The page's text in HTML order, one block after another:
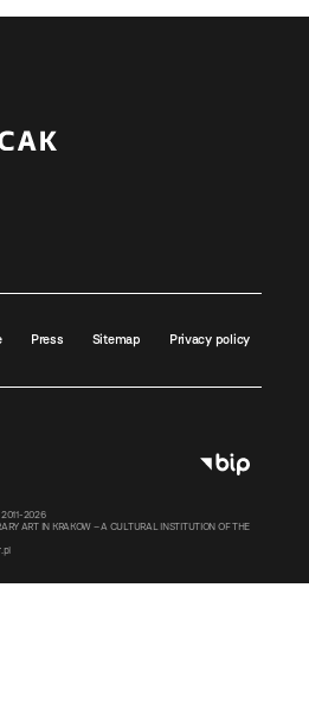
Press Sitemap Privacy policy
2011-2026
ART IN KRAKOW – A CULTURAL INSTITUTION OF THE